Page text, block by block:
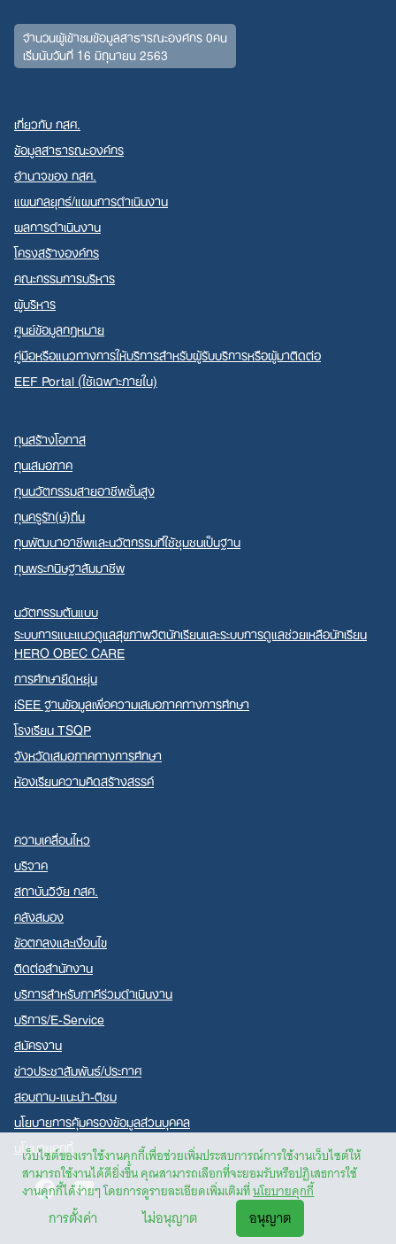
เว็บไซต์ของเราใช้งานคุกกี้เพื่อช่วยเพิ่มประสบการณ์การใช้งานเว็บไซต์ให้
สามารถใช้งานได้ดียิ่งขึ้น คุณสามารถเลือกที่จะยอมรับหรือปฏิเสธการใช้
งานคุกกี้ได้ง่ายๆ โดยการดูรายละเอียดเพิ่มเติมที่นโยบายคุกกี้
การตั้งค่า ไม่อนุญาต อนุญาต
Search
for:
จำนวนผู้เข้าชมข้อมูลสาธารณะองค์กร 0คน
เริ่มนับวันที่ 16 มิถุนายน 2563
เกี่ยวกับ กสศ.
ข้อมูลสาธารณะองค์กร
อำนาจของ กสศ.
แผนกลยุทธ์/แผนการดำเนินงาน
ผลการดำเนินงาน
โครงสร้างองค์กร
คณะกรรมการบริหาร
ผู้บริหาร
ศูนย์ข้อมูลกฎหมาย
คู่มือหรือแนวทางการให้บริการสำหรับผู้รับบริการหรือผู้มาติดต่อ
EEF Portal (ใช้เฉพาะภายใน)
ทุนสร้างโอกาส
ทุนเสมอภาค
ทุนนวัตกรรมสายอาชีพชั้นสูง
ทุนครูรัก(ษ์)ถิ่น
ทุนพัฒนาอาชีพและนวัตกรรมที่ใช้ชุมชนเป็นฐาน
ทุนพระกนิษฐาสัมมาชีพ
นวัตกรรมต้นแบบ
ระบบการแนะแนวดูแลสุขภาพจิตนักเรียนและระบบการดูแลช่วยเหลือนักเรียน
HERO OBEC CARE
การศึกษายืดหยุ่น
iSEE ฐานข้อมูลเพื่อความเสมอภาคทางการศึกษา
โรงเรียน TSQP
จังหวัดเสมอภาคทางการศึกษา
ห้องเรียนความคิดสร้างสรรค์
ความเคลื่อนไหว
บริจาค
สถาบันวิจัย กสศ.
คลังสมอง
ข้อตกลงและเงื่อนไข
ติดต่อสำนักงาน
บริการสำหรับภาคีร่วมดำเนินงาน
บริการ/E-Service
สมัครงาน
ข่าวประชาสัมพันธ์/ประกาศ
สอบถาม-แนะนำ-ติชม
นโยบายการคุ้มครองข้อมูลส่วนบุคคล
นโยบายคุกกี้
FacebookYoutube